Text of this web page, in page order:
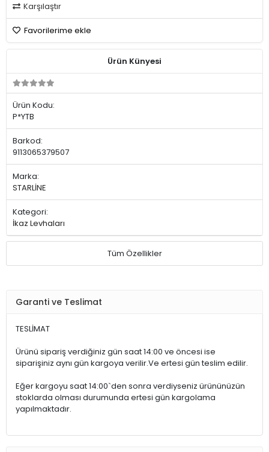
Karşılaştır
Favorilerime ekle
Ürün Künyesi
Ürün Kodu:
P*YTB
Barkod:
9113065379507
Marka:
STARLİNE
Kategori:
İkaz Levhaları
Tüm Özellikler
Garanti ve Teslimat
TESLİMAT
Ürünü sipariş verdiğiniz gün saat 14:00 ve öncesi ise
siparişiniz aynı gün kargoya verilir.Ve ertesi gün teslim edilir.
Eğer kargoyu saat 14:00`den sonra verdiyseniz ürününüzün
stoklarda olması durumunda ertesi gün kargolama
yapılmaktadır.